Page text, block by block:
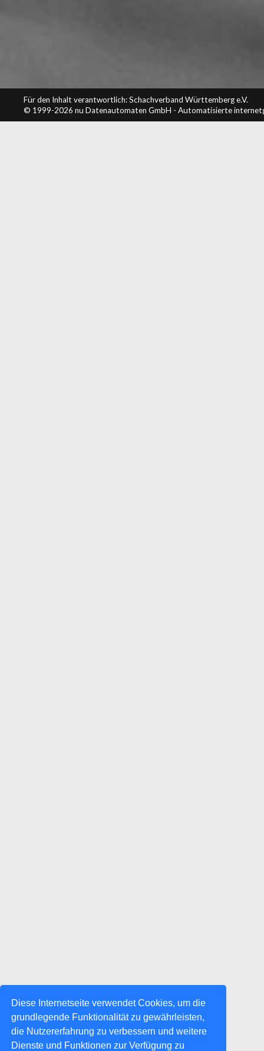
Diese Internetseite verwendet Cookies, um die
grundlegende Funktionalität zu gewährleisten,
die Nutzererfahrung zu verbessern und weitere
Dienste und Funktionen zur Verfügung zu
Für den Inhalt verantwortlich: Schachverband Württemberg e.V.
© 1999-2026 nu Datenautomaten GmbH - Automatisierte